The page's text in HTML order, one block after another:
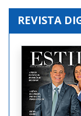
REVISTA